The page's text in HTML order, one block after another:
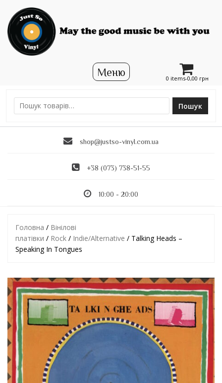
0 items-0,00 грн
Ш
Пошук
shop@justso-vinyl.com.ua
+38 (073) 738-51-55
10:00 - 20:00
Головна / Вінілові
платівки / Rock / Indie/Alternative / Talking Heads –
Speaking In Tongues